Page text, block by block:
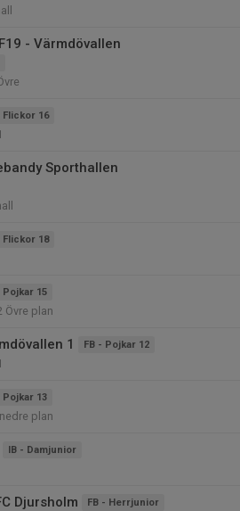
- Värmdövallen
Flickor 16
Sporthallen
Flickor 18
Pojkar 15
Övre plan
1 FB - Pojkar 12
Pojkar 13
plan
IB - Damjunior
Djursholm FB - Herrjunior